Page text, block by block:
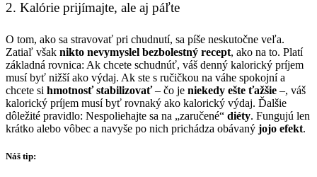
2. Kalórie prijímajte, ale aj páľte
O tom, ako sa stravovať pri chudnutí, sa píše neskutočne veľa.
Zatiaľ však nikto nevymyslel bezbolestný recept, ako na to. Platí
základná rovnica: Ak chcete schudnúť, váš denný kalorický príjem
musí byť nižší ako výdaj. Ak ste s ručičkou na váhe spokojní a
chcete si hmotnosť stabilizovať– čo je niekedy ešte ťažšie –, váš
kalorický príjem musí byť rovnaký ako kalorický výdaj. Ďalšie
dôležité pravidlo: Nespoliehajte sa na „zaručené“ diéty. Fungujú len
krátko alebo vôbec a navyše po nich prichádza obávaný jojo efekt.
Náš tip: